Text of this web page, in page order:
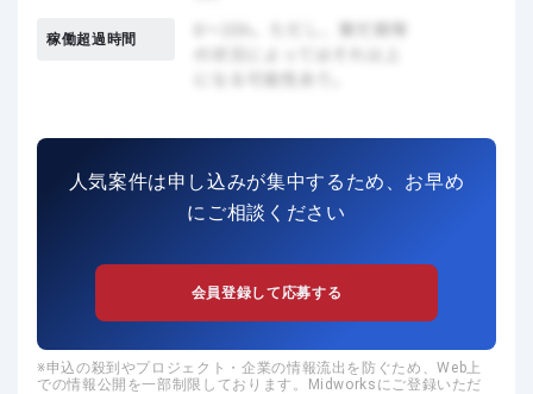
稼働超過時間
人気案件は申し込みが集中するため、お早め
にご相談ください
会員登録して応募する
申込の殺到やプロジェクト・企業の情報流出を防ぐため、Web上
での情報公開を一部制限しております。Midworksにご登録いただ